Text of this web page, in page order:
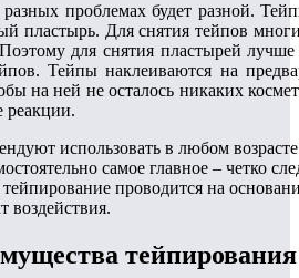
проблемах будет разной.
пластырь. Для снятия тейпов
для снятия пластырей
Тейпы наклеиваются на
на ней не осталось никаких
реакции.
использовать в любом
самое главное – четко
проводится на
воздействия.
тейпирования